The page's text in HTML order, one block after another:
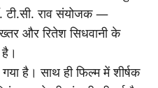
टी.सी. राव संयोजक —
और रितेश सिधवानी के
है। साथ ही फिल्म में शीर्षक